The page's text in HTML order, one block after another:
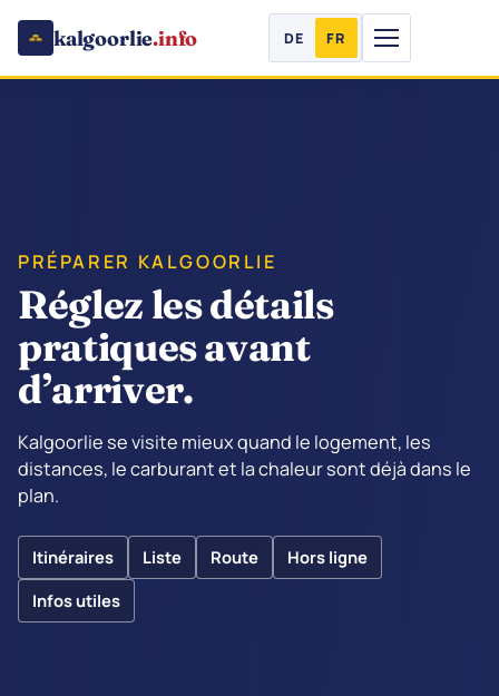
kalgoorlie.info DE FR
PRÉPARER KALGOORLIE
Réglez les détails
pratiques avant
d’arriver.
Kalgoorlie se visite mieux quand le logement, les
distances, le carburant et la chaleur sont déjà dans le
plan.
Itinéraires Liste Route
Hors ligne
Infos utiles